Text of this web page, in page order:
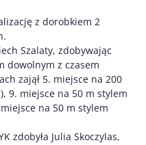
z dorobkiem 2
Szalaty, zdobywając
dowolnym z czasem
zajął 5. miejsce na 200
9. miejsce na 50 m stylem
na 50 m stylem
zdobyła Julia Skoczylas,